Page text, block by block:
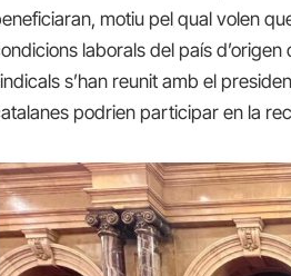
motiu pel qual volen
laborals del país
s’han reunit amb el
podrien participar en la